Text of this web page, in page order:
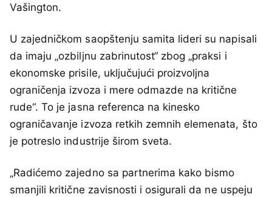
Vašington.
U zajedničkom saopštenju samita lideri su napisali
da imaju „ozbiljnu zabrinutost“ zbog „praksi i
ekonomske prisile, uključujući proizvoljna
ograničenja izvoza i mere odmazde na kritične
rude“. To je jasna referenca na kinesko
ograničavanje izvoza retkih zemnih elemenata, što
je potreslo industrije širom sveta.
„Radićemo zajedno sa partnerima kako bismo
smanjili kritične zavisnosti i osigurali da ne uspeju